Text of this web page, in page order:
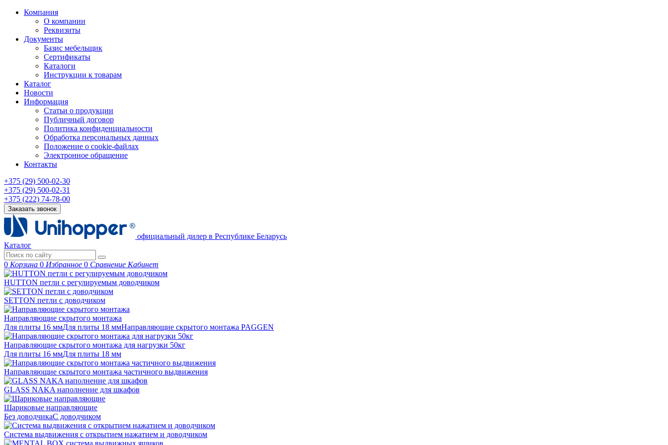
Компания
О компании
Реквизиты
Документы
Базис мебельщик
Сертификаты
Каталоги
Инструкции к товарам
Каталог
Новости
Информация
Статьи о продукции
Публичный договор
Политика конфиденциальности
Обработка персональных данных
Положение о cookie-файлах
Электронное обращение
Контакты
+375 (29) 500-02-30
+375 (29) 500-02-31
+375 (222) 74-78-00
Заказать звонок
официальный дилер в Республике Беларусь
Каталог
0 Корзина 0 Избранное 0 Сравнение Кабинет
HUTTON петли с регулируемым доводчиком
SETTON петли с доводчиком
Направляющие скрытого монтажа
Для плиты 16 ммДля плиты 18 ммНаправляющие скрытого монтажа PAGGEN
Направляющие скрытого монтажа для нагрузки 50кг
Для плиты 16 ммДля плиты 18 мм
Направляющие скрытого монтажа частичного выдвижения
GLASS NAKA наполнение для шкафов
Шариковые направляющие
Без доводчикаС доводчиком
Система выдвижения с открытием нажатием и доводчиком